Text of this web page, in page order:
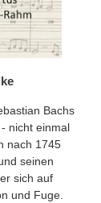
Bachs
nicht einmal
nach 1745
seinen
sich auf
und Fuge.